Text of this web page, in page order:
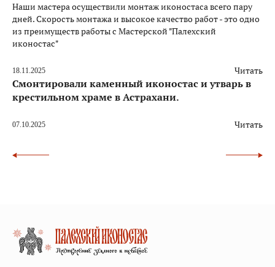
Наши мастера осуществили монтаж иконостаса всего пару
дней. Скорость монтажа и высокое качество работ - это одно
из преимуществ работы с Мастерской "Палехский
иконостас"
18.11.2025 Читать
Смонтировали каменный иконостас и утварь в
крестильном храме в Астрахани.
07.10.2025 Читать